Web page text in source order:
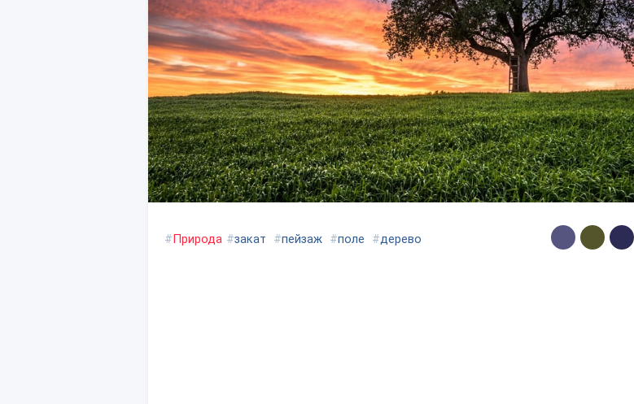
#Природа #закат #пейзаж #поле #дерево